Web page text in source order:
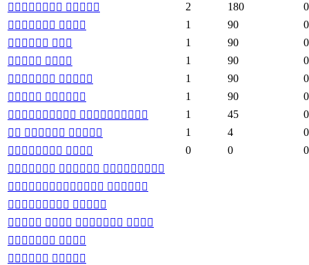
 
2 180
0
 
1 90
0
 
1 90
0
 
1 90
0
 
1 90
0
 
1 90
0
 
1 45
0
  
1 4
0
 
0 0
0
  
 
 
   
 
 